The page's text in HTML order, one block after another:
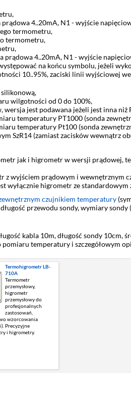
4..20mA, N1 - wyjście
termometru,
termometru,
prądowa 4..20mA, N1 - wyjście
na końcu symbolu, jeżeli
10..95%, zaciski linii wyjściowej
silikonową,
wilgotności od 0 do 100%,
wersja jest podawana jeżeli jest inna niż
temperatury PT1000 (sonda
temperatury Pt100 (sonda
SzR14 (zamiast zacisków wewnątrz
jak i higrometr w wersji prądowej,
z wyjściem prądowym i wewnętrznym
wyłącznie higrometr ze
czujnikiem temperatury
przewodu sondy, wymiary sondy
kabla 10m, długość sondy
temperatury i szczegółowym
Termohigrometr LB-
710A
Termometr
przemysłowy,
higrometr
przemysłowy do
profesjonalnych
zastosowań,
wzorcowania
Precyzyjne
i higrometry.